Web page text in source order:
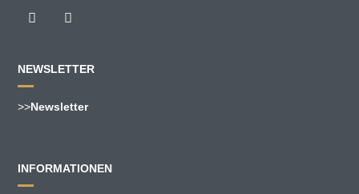
NEWSLETTER
>>Newsletter
INFORMATIONEN